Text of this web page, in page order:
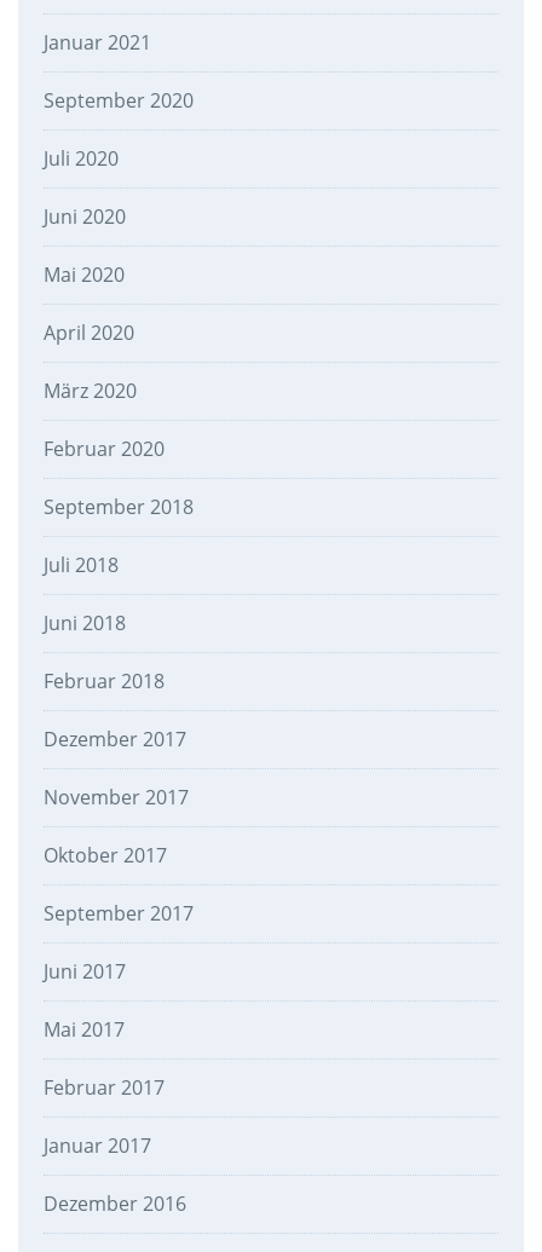
Januar 2021
September 2020
Juli 2020
Juni 2020
Mai 2020
April 2020
März 2020
Februar 2020
September 2018
Juli 2018
Juni 2018
Februar 2018
Dezember 2017
November 2017
Oktober 2017
September 2017
Juni 2017
Mai 2017
Februar 2017
Januar 2017
Dezember 2016